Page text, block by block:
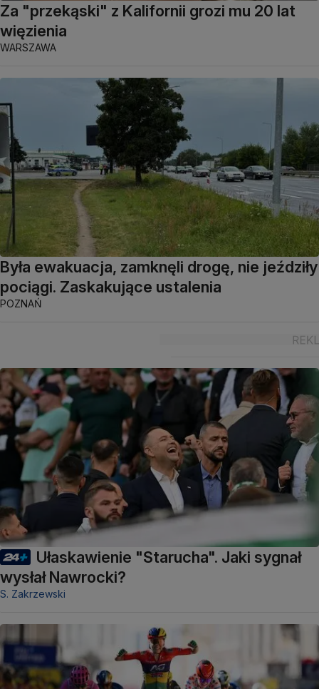
Za "przekąski" z Kalifornii grozi mu 20 lat
więzienia
WARSZAWA
Była ewakuacja, zamknęli drogę, nie jeździły
pociągi. Zaskakujące ustalenia
POZNAŃ
Ułaskawienie "Starucha". Jaki sygnał
wysłał Nawrocki?
S. Zakrzewski